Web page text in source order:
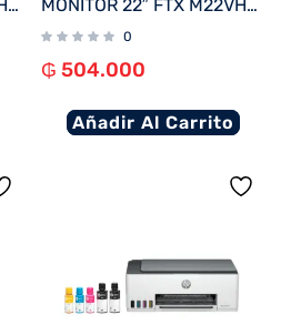
MONITOR 24″ FTX M24VHDB FHD VGA/HDMI/75HZ/5MS/BIVOLT C/BISEL MONITOR 22″ FTX M22VHDBZL FHD VGA/HDMI/75HZ/5MS/BIVOLT C/BISEL
0
₲ 504.000
Añadir Al Carrito